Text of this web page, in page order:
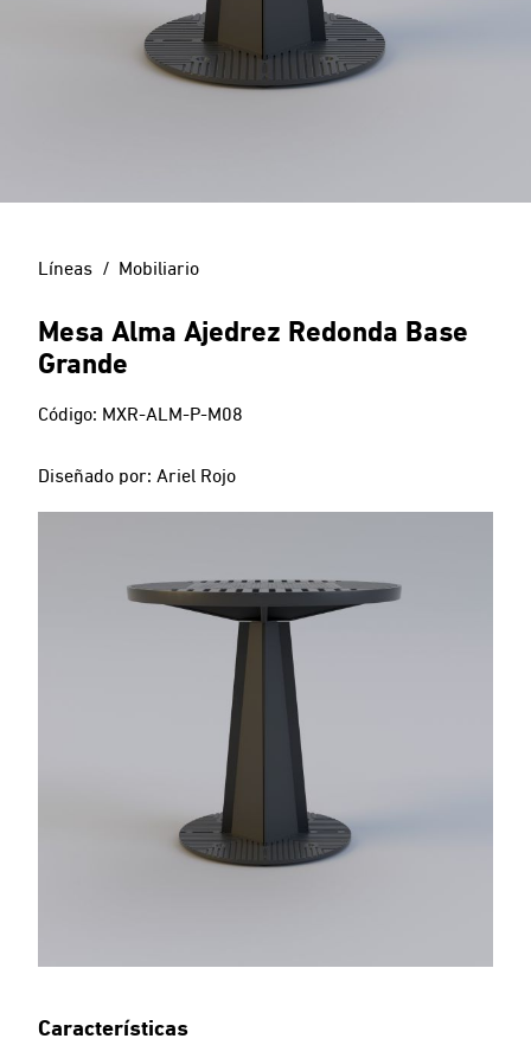
Líneas Mobiliario
Mesa Alma Ajedrez Redonda Base
Grande
Código: MXR-ALM-P-M08
Diseñado por: Ariel Rojo
Características